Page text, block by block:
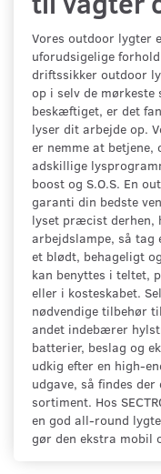
Vores outdoor lygter
uforudsigelige
driftssikker outdoor
op i selv de
beskæftiget, er det
lyser dit arbejde op.
er nemme at
adskillige
boost og S.O.S. En
garanti din bedste
lyset præcist derhen,
arbejdslampe, så tag
et blødt, behageligt
kan benyttes i teltet,
eller i kosteskabet.
nødvendige tilbehør
andet indebærer
batterier, beslag og
udkig efter en high-
udgave, så findes
sortiment. Hos
en god all-round
gør den ekstra mobil